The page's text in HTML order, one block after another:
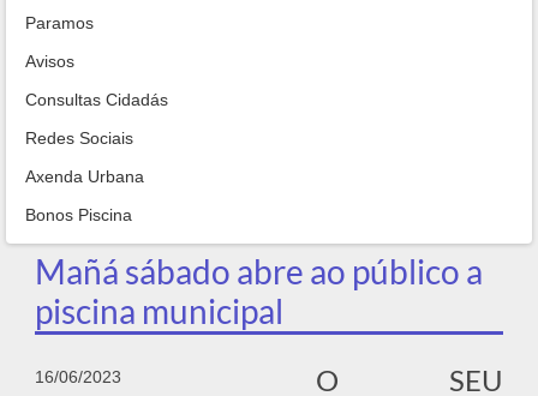
Paramos
Avisos
Consultas Cidadás
Redes Sociais
Axenda Urbana
Bonos Piscina
Mañá sábado abre ao público a
piscina municipal
16/06/2023
O SEU